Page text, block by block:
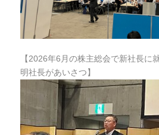
【2026年6月の株主総会で新社長に
明社長があいさつ】